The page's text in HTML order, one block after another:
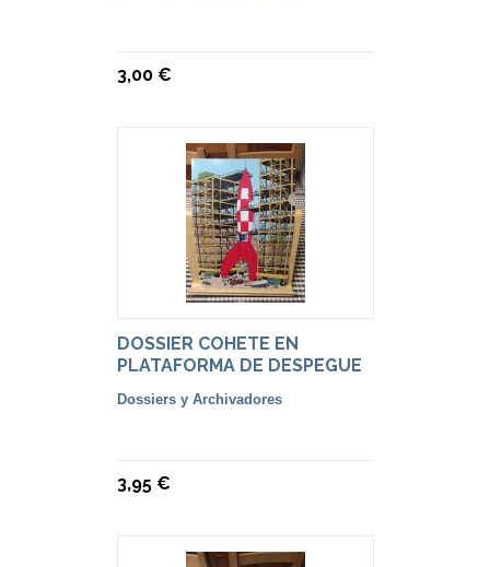
3,00 €
DOSSIER COHETE EN
PLATAFORMA DE DESPEGUE
Dossiers y Archivadores
3,95 €